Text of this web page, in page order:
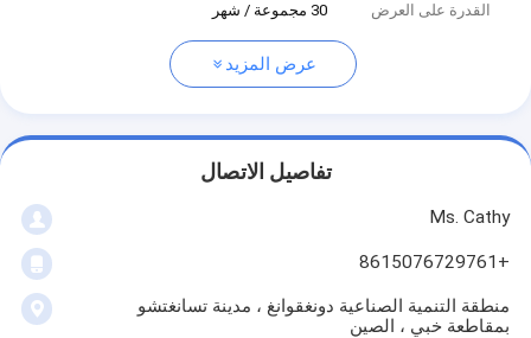
القدرة على العرض
30 مجموعة / شهر
عرض المزيد
تفاصيل الاتصال
Ms. Cathy
+8615076729761
منطقة التنمية الصناعية دونغقوانغ ، مدينة تسانغتشو
بمقاطعة خبي ، الصين